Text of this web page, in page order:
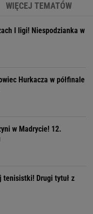
WIĘCEJ TEMATÓW
I ligi! Niespodzianka w
Hurkacza w półfinale
w Madrycie! 12.
Drugi tytuł z